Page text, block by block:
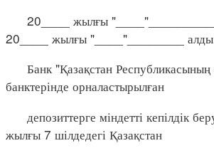
20____ жылғы
20____ жылғы "____"________
Банк "Қазақстан Республикасының
банктерінде орналастырылған
депозиттерге міндетті кепілдік
жылғы 7 шілдедегі Қазақстан